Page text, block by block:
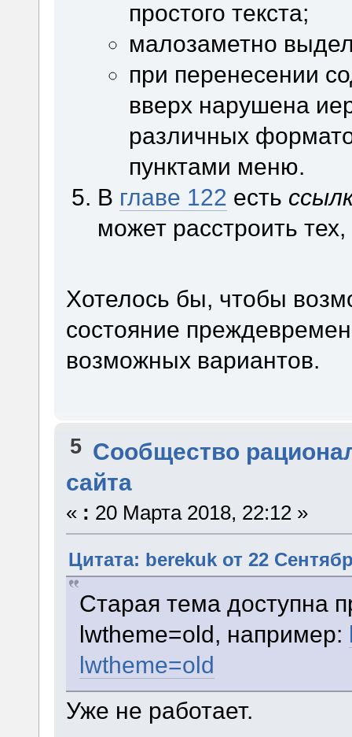
простого текста;
малозаметно
при перенесении
вверх нарушена
различных
пунктами меню.
В главе 122 есть
может расстроить
Хотелось бы, чтобы
состояние
возможных вариантов.
5 Сообщество
сайта
« : 20 Марта 2018, 22:12 »
Цитата: berekuk от 22
Старая тема доступна
lwtheme=old, например:
lwtheme=old
Уже не работает.